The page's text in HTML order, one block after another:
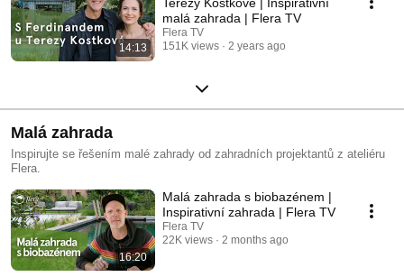
14:13
malá zahrada | Flera TV
Flera TV
151K views
2 years ago
Malá zahrada
Inspirujte se řešením malé zahrady od zahradních projektantů z ateliéru
Flera.
16:20
Malá zahrada s biobazénem |
Inspirativní zahrada | Flera TV
Flera TV
22K views
2 months ago